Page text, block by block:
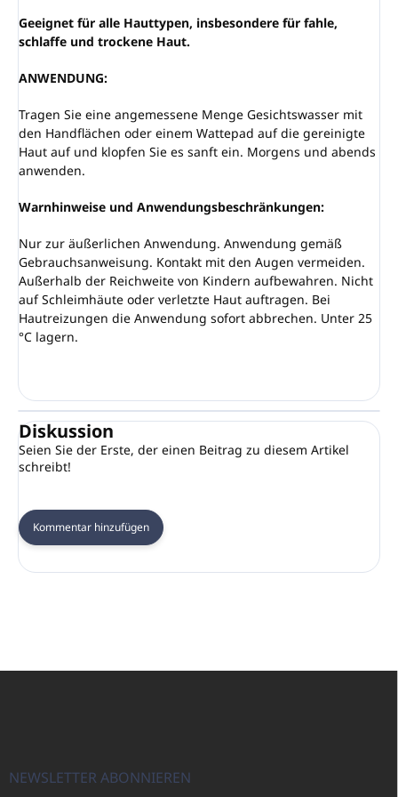
Geeignet für alle Hauttypen, insbesondere für fahle,
schlaffe und trockene Haut.
ANWENDUNG:
Tragen Sie eine angemessene Menge Gesichtswasser mit
den Handflächen oder einem Wattepad auf die gereinigte
Haut auf und klopfen Sie es sanft ein. Morgens und abends
anwenden.
Warnhinweise und Anwendungsbeschränkungen:
Nur zur äußerlichen Anwendung. Anwendung gemäß
Gebrauchsanweisung. Kontakt mit den Augen vermeiden.
Außerhalb der Reichweite von Kindern aufbewahren. Nicht
auf Schleimhäute oder verletzte Haut auftragen. Bei
Hautreizungen die Anwendung sofort abbrechen. Unter 25
°C lagern.
Diskussion
Seien Sie der Erste, der einen Beitrag zu diesem Artikel
schreibt!
Kommentar hinzufügen
NEWSLETTER ABONNIEREN